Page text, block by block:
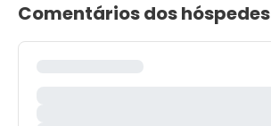
Comentários dos hóspedes